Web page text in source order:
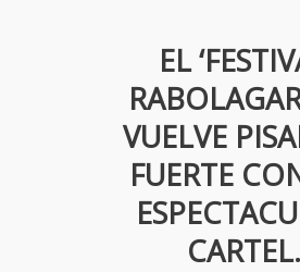
EL
VUELVE
FUERTE
CARTEL.